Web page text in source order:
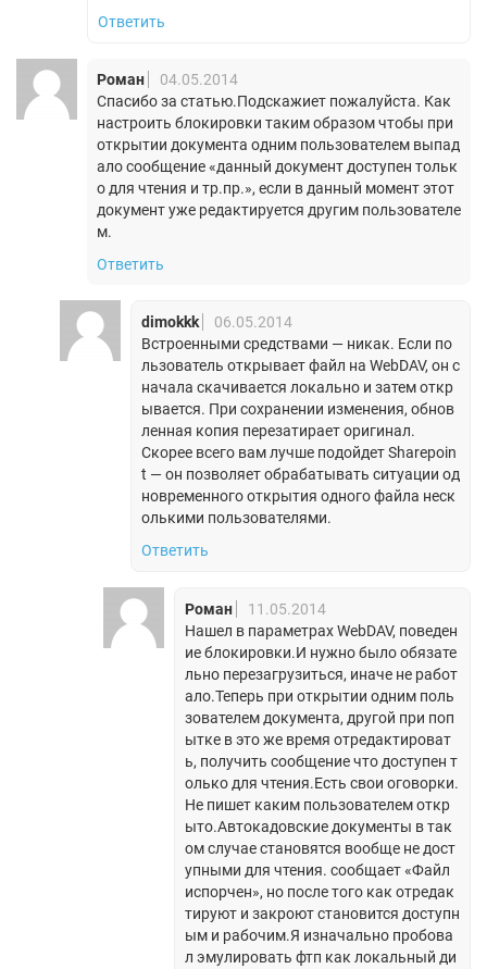
Ответить
Роман
04.05.2014
Спасибо за статью.Подскажиет пожалуйста. Как
настроить блокировки таким образом чтобы при
открытии документа одним пользователем выпад
ало сообщение «данный документ доступен тольк
о для чтения и тр.пр.», если в данный момент этот
документ уже редактируется другим пользователе
м.
Ответить
dimokkk
06.05.2014
Встроенными средствами — никак. Если по
льзователь открывает файл на WebDAV, он с
начала скачивается локально и затем откр
ывается. При сохранении изменения, обнов
ленная копия перезатирает оригинал.
Скорее всего вам лучше подойдет Sharepoin
t — он позволяет обрабатывать ситуации од
новременного открытия одного файла неск
олькими пользователями.
Ответить
Роман
11.05.2014
Нашел в параметрах WebDAV, поведен
ие блокировки.И нужно было обязате
льно перезагрузиться, иначе не работ
ало.Теперь при открытии одним поль
зователем документа, другой при поп
ытке в это же время отредактироват
ь, получить сообщение что доступен т
олько для чтения.Есть свои оговорки.
Не пишет каким пользователем откр
ыто.Автокадовские документы в так
ом случае становятся вообще не дост
упными для чтения. сообщает «Файл
испорчен», но после того как отредак
тируют и закроют становится доступн
ым и рабочим.Я изначально пробова
л эмулировать фтп как локальный ди